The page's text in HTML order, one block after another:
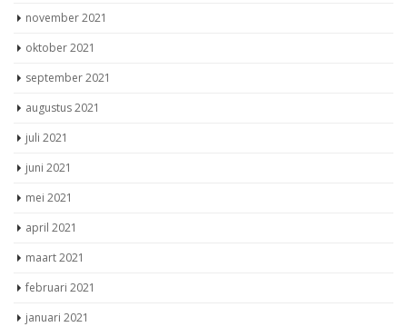
november 2021
oktober 2021
september 2021
augustus 2021
juli 2021
juni 2021
mei 2021
april 2021
maart 2021
februari 2021
januari 2021